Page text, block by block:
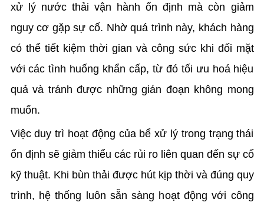
xử lý nước thải vận hành ổn định mà còn giảm
nguy cơ gặp sự cố. Nhờ quá trình này, khách hàng
có thể tiết kiệm thời gian và công sức khi đối mặt
với các tình huống khẩn cấp, từ đó tối ưu hoá hiệu
quả và tránh được những gián đoạn không mong
muốn.
Việc duy trì hoạt động của bể xử lý trong trạng thái
ổn định sẽ giảm thiểu các rủi ro liên quan đến sự cố
kỹ thuật. Khi bùn thải được hút kịp thời và đúng quy
trình, hệ thống luôn sẵn sàng hoạt động với công